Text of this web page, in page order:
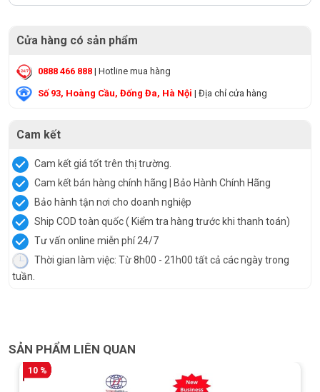
Cửa hàng có sản phẩm
0888 466 888 | Hotline mua hàng
Số 93, Hoàng Cầu, Đống Đa, Hà Nội | Địa chỉ cửa hàng
Cam kết
Cam kết giá tốt trên thị trường.
Cam kết bán hàng chính hãng | Bảo Hành Chính Hãng
Bảo hành tận nơi cho doanh nghiệp
Ship COD toàn quốc ( Kiểm tra hàng trước khi thanh toán)
Tư vấn online miễn phí 24/7
Thời gian làm việc: Từ 8h00 - 21h00 tất cả các ngày trong
tuần.
SẢN PHẨM LIÊN QUAN
10 %